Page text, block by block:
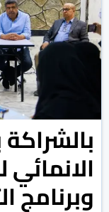
بالشراكة
وبرنامج